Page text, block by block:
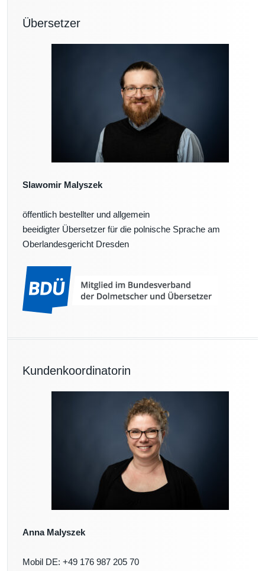
Übersetzer
Slawomir Malyszek
öffentlich bestellter und allgemein
beeidigter Übersetzer für die polnische Sprache am
Oberlandesgericht Dresden
Kundenkoordinatorin
Anna Malyszek
Mobil DE: +49 176 987 205 70